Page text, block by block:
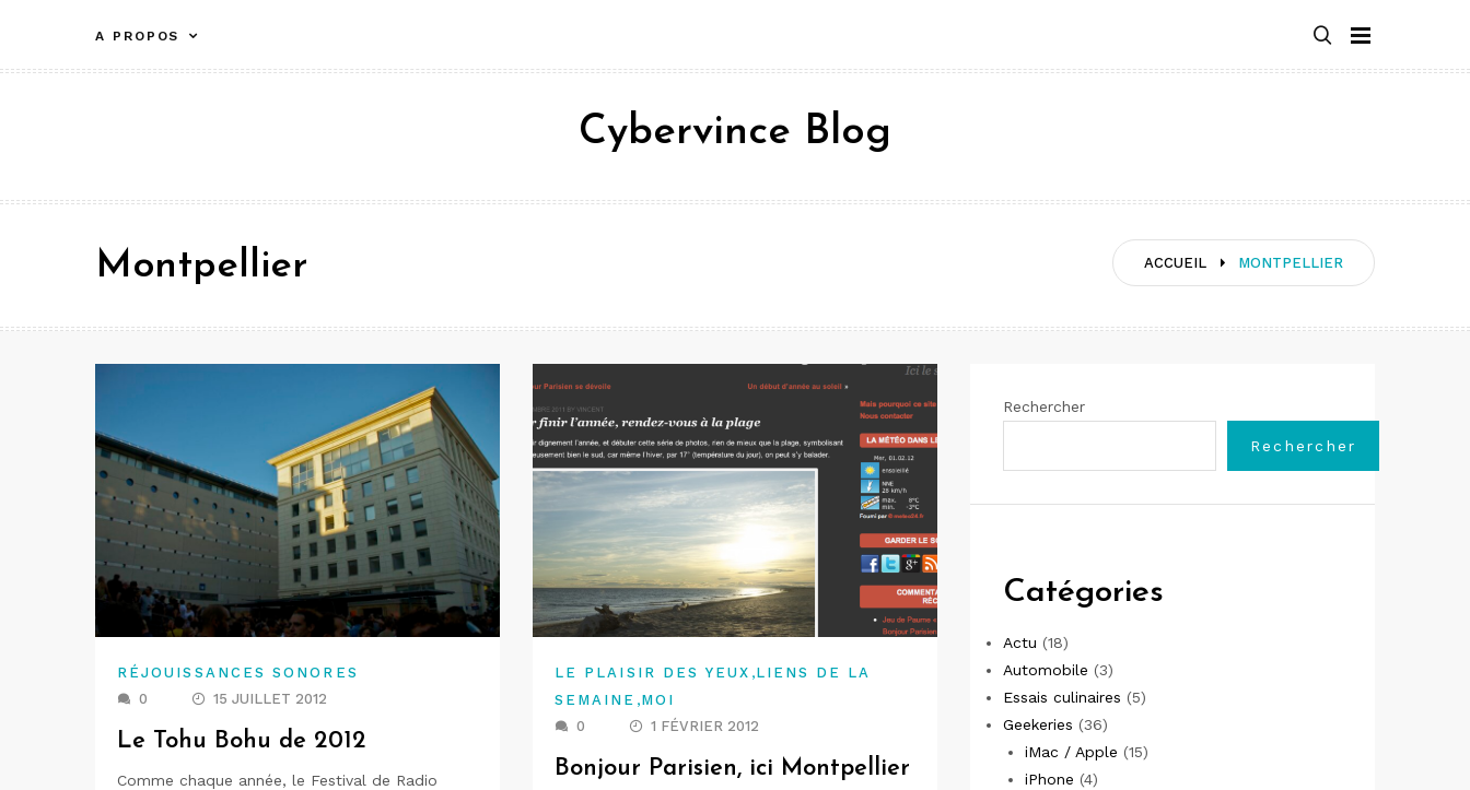
contenu
A PROPOS
Cybervince Blog
ACCUEIL MONTPELLIER
Montpellier
RÉJOUISSANCES SONORES
0
15 JUILLET 2012
Le Tohu Bohu de 2012
Comme chaque année, le Festival de Radio
LE PLAISIR DES YEUX ,LIENS DE LA
SEMAINE ,MOI
0
1 FÉVRIER 2012
Bonjour Parisien, ici Montpellier
Rechercher
Rechercher
Catégories
Actu (18)
Automobile (3)
Essais culinaires (5)
Geekeries (36)
iMac / Apple (15)
iPhone (4)